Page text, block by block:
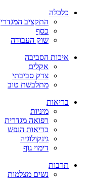
כלכלה
התקציב המגדרי
כסף
שוק העבודה
איכות הסביבה
אקלים
צדק סביבתי
מתלבשת טוב
בריאות
מיניות
רפואה מגדרית
בריאות הנפש
גינקולוגיה
דימוי גוף
תרבות
נשים מצלמות